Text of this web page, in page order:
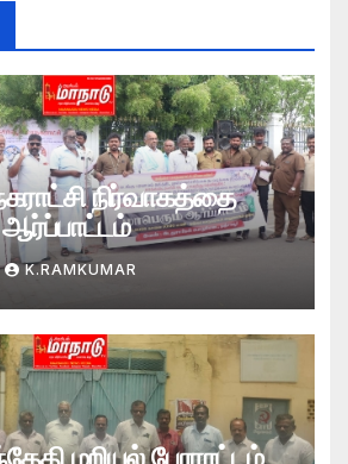
நிர்வாகத்தை
ஆர்ப்பாட்டம்
K.RAMKUMAR
மறியல் போராட்டம்